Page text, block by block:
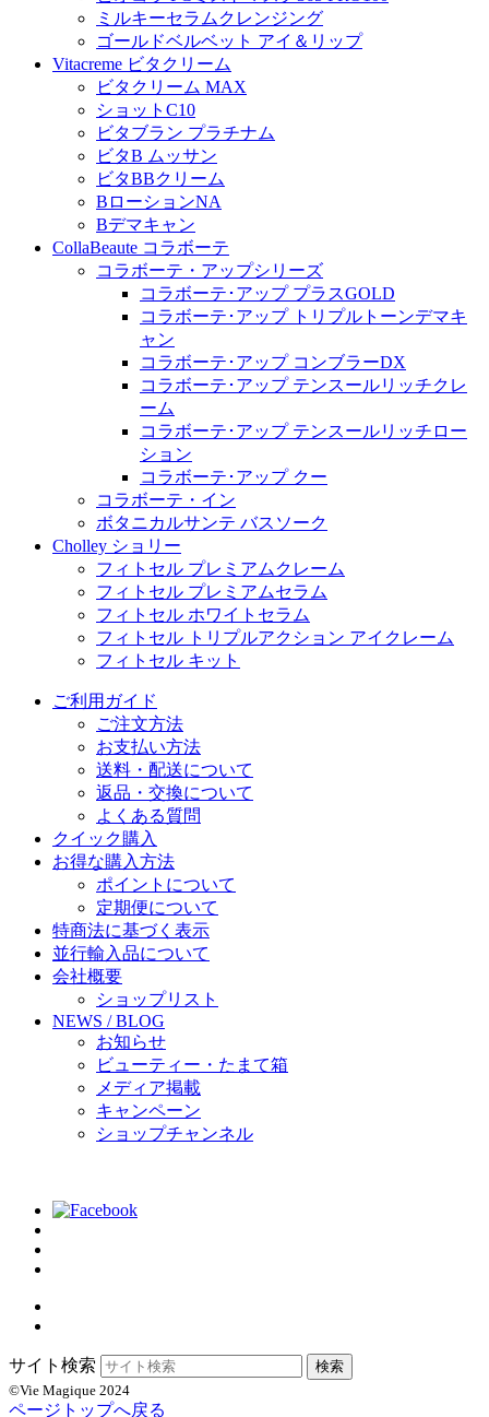
ミルキーセラムクレンジング
ゴールドベルベット アイ＆リップ
Vitacreme ビタクリーム
ビタクリーム MAX
ショットC10
ビタブラン プラチナム
ビタB ムッサン
ビタBBクリーム
BローションNA
Bデマキャン
CollaBeaute コラボーテ
コラボーテ・アップシリーズ
コラボーテ･アップ プラスGOLD
コラボーテ･アップ トリプルトーンデマキ
ャン
コラボーテ･アップ コンブラーDX
コラボーテ･アップ テンスールリッチクレ
ーム
コラボーテ･アップ テンスールリッチロー
ション
コラボーテ･アップ クー
コラボーテ・イン
ボタニカルサンテ バスソーク
Cholley ショリー
フィトセル プレミアムクレーム
フィトセル プレミアムセラム
フィトセル ホワイトセラム
フィトセル トリプルアクション アイクレーム
フィトセル キット
ご利用ガイド
ご注文方法
お支払い方法
送料・配送について
返品・交換について
よくある質問
クイック購入
お得な購入方法
ポイントについて
定期便について
特商法に基づく表示
並行輸入品について
会社概要
ショップリスト
NEWS / BLOG
お知らせ
ビューティー・たまて箱
メディア掲載
キャンペーン
ショップチャンネル
サイト検索
©Vie Magique 2024
ページトップへ戻る